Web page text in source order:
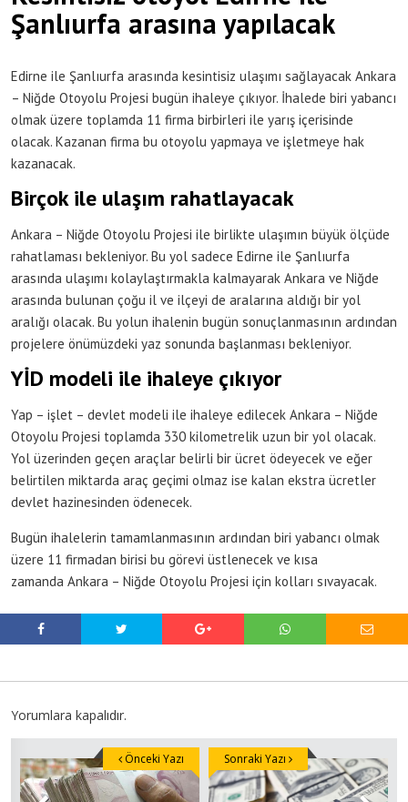
Şanlıurfa arasına yapılacak
Edirne ile Şanlıurfa arasında kesintisiz ulaşımı sağlayacak Ankara
– Niğde Otoyolu Projesi bugün ihaleye çıkıyor. İhalede biri yabancı
olmak üzere toplamda 11 firma birbirleri ile yarış içerisinde
olacak. Kazanan firma bu otoyolu yapmaya ve işletmeye hak
kazanacak.
Birçok ile ulaşım rahatlayacak
Ankara – Niğde Otoyolu Projesi ile birlikte ulaşımın büyük ölçüde
rahatlaması bekleniyor. Bu yol sadece Edirne ile Şanlıurfa
arasında ulaşımı kolaylaştırmakla kalmayarak Ankara ve Niğde
arasında bulunan çoğu il ve ilçeyi de aralarına aldığı bir yol
aralığı olacak. Bu yolun ihalenin bugün sonuçlanmasının ardından
projelere önümüzdeki yaz sonunda başlanması bekleniyor.
YİD modeli ile ihaleye çıkıyor
Yap – işlet – devlet modeli ile ihaleye edilecek Ankara – Niğde
Otoyolu Projesi toplamda 330 kilometrelik uzun bir yol olacak.
Yol üzerinden geçen araçlar belirli bir ücret ödeyecek ve eğer
belirtilen miktarda araç geçimi olmaz ise kalan ekstra ücretler
devlet hazinesinden ödenecek.
Bugün ihalelerin tamamlanmasının ardından biri yabancı olmak
üzere 11 firmadan birisi bu görevi üstlenecek ve kısa
zamanda Ankara – Niğde Otoyolu Projesi için kolları sıvayacak.
Yorumlara kapalıdır.
Önceki Yazı Sonraki Yazı